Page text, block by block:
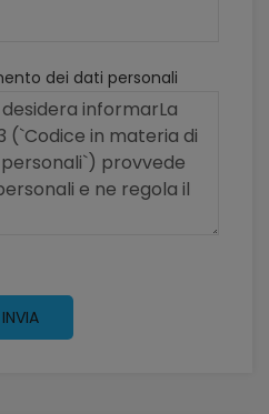
dei dati personali
INVIA